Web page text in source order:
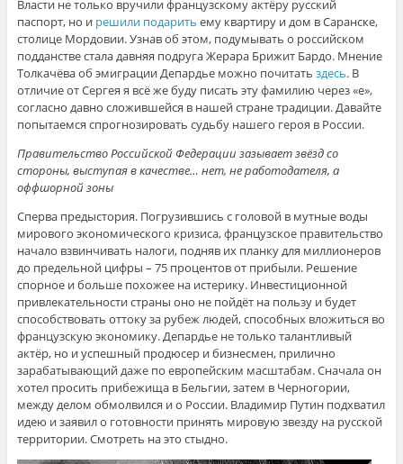
Власти не только вручили французскому актёру русский
паспорт, но и решили подарить ему квартиру и дом в Саранске,
столице Мордовии. Узнав об этом, подумывать о российском
подданстве стала давняя подруга Жерара Брижит Бардо. Мнение
Толкачёва об эмиграции Депардье можно почитать здесь. В
отличие от Сергея я всё же буду писать эту фамилию через «е»,
согласно давно сложившейся в нашей стране традиции. Давайте
попытаемся спрогнозировать судьбу нашего героя в России.
Правительство Российской Федерации зазывает звёзд со
стороны, выступая в качестве… нет, не работодателя, а
оффшорной зоны
Сперва предыстория. Погрузившись с головой в мутные воды
мирового экономического кризиса, французское правительство
начало взвинчивать налоги, подняв их планку для миллионеров
до предельной цифры – 75 процентов от прибыли. Решение
спорное и больше похожее на истерику. Инвестиционной
привлекательности страны оно не пойдёт на пользу и будет
способствовать оттоку за рубеж людей, способных вложиться во
французскую экономику. Депардье не только талантливый
актёр, но и успешный продюсер и бизнесмен, прилично
зарабатывающий даже по европейским масштабам. Сначала он
хотел просить прибежища в Бельгии, затем в Черногории,
между делом обмолвился и о России. Владимир Путин подхватил
идею и заявил о готовности принять мировую звезду на русской
территории. Смотреть на это стыдно.